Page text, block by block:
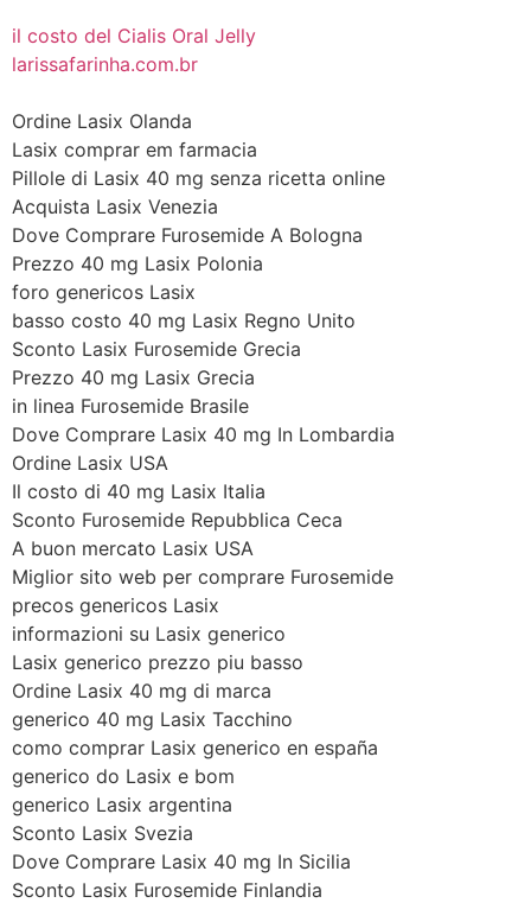
il costo del Cialis Oral Jelly
larissafarinha.com.br
Ordine Lasix Olanda
Lasix comprar em farmacia
Pillole di Lasix 40 mg senza ricetta online
Acquista Lasix Venezia
Dove Comprare Furosemide A Bologna
Prezzo 40 mg Lasix Polonia
foro genericos Lasix
basso costo 40 mg Lasix Regno Unito
Sconto Lasix Furosemide Grecia
Prezzo 40 mg Lasix Grecia
in linea Furosemide Brasile
Dove Comprare Lasix 40 mg In Lombardia
Ordine Lasix USA
Il costo di 40 mg Lasix Italia
Sconto Furosemide Repubblica Ceca
A buon mercato Lasix USA
Miglior sito web per comprare Furosemide
precos genericos Lasix
informazioni su Lasix generico
Lasix generico prezzo piu basso
Ordine Lasix 40 mg di marca
generico 40 mg Lasix Tacchino
como comprar Lasix generico en españa
generico do Lasix e bom
generico Lasix argentina
Sconto Lasix Svezia
Dove Comprare Lasix 40 mg In Sicilia
Sconto Lasix Furosemide Finlandia